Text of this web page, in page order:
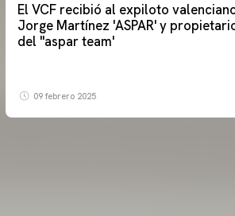
El VCF recibió al expiloto
Jorge Martínez 'ASPAR' y
del ''aspar team'
09 febrero 2025